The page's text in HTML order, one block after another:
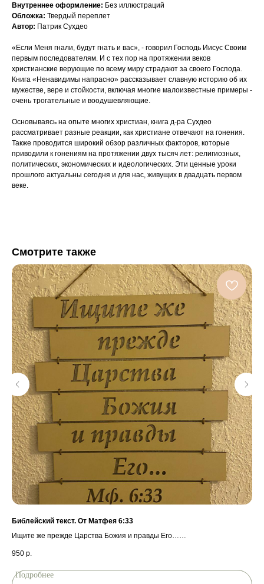
Внутреннее оформление: Без иллюстраций
Обложка: Твердый переплет
Автор: Патрик Сухдео
«Если Меня гнали, будут гнать и вас», - говорил Господь Иисус Своим
первым последователям. И с тех пор на протяжении веков
христианские верующие по всему миру страдают за своего Господа.
Книга «Ненавидимы напрасно» рассказывает славную историю об их
мужестве, вере и стойкости, включая многие малоизвестные примеры -
очень трогательные и воодушевляющие.
Основываясь на опыте многих христиан, книга д-ра Сухдео
рассматривает разные реакции, как христиане отвечают на гонения.
Также проводится широкий обзор различных факторов, которые
приводили к гонениям на протяжении двух тысяч лет: религиозных,
политических, экономических и идеологических. Эти ценные уроки
прошлого актуальны сегодня и для нас, живущих в двадцать первом
веке.
Смотрите также
Библейский текст. От Матфея 6:33
Ищите же прежде Царства Божия и правды Его…
950 р.
Подробнее